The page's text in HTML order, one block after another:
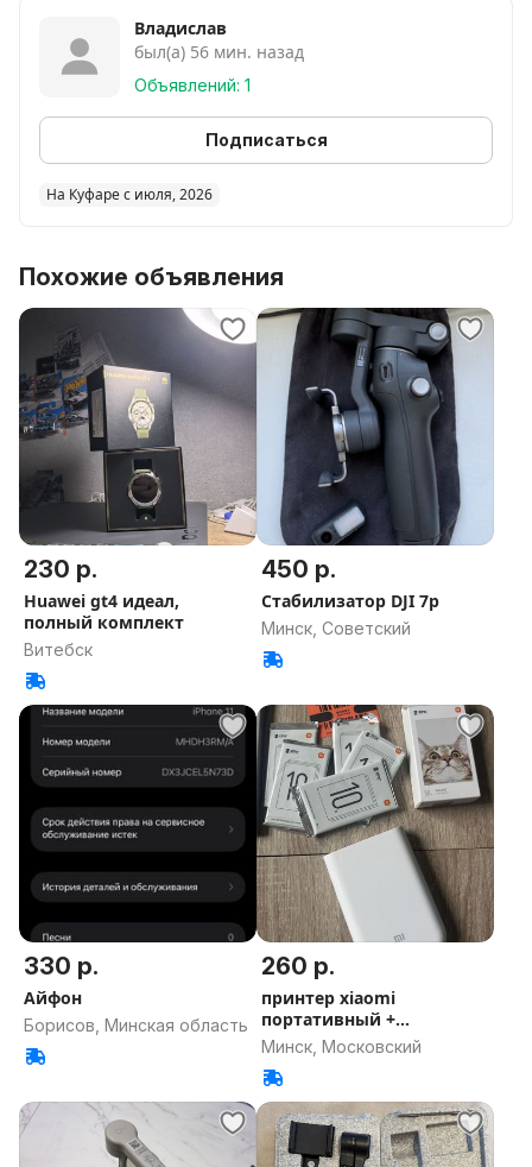
Владислав
был(а) 56 мин. назад
Объявлений: 1
Подписаться
На Куфаре с июля, 2026
Похожие объявления
230 р.
Huawei gt4 идеал,
полный комплект
Витебск
450 р.
Стабилизатор DJI 7p
Минск, Советский
330 р.
Айфон
Борисов, Минская область
260 р.
принтер xiaomi
портативный +
фотобумага
Минск, Московский